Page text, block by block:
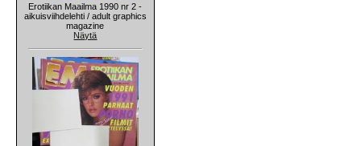
Erotiikan Maailma 1990 nr 2 -
aikuisviihdelehti / adult graphics
magazine
Näytä